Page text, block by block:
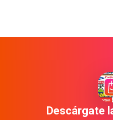
Descárgate